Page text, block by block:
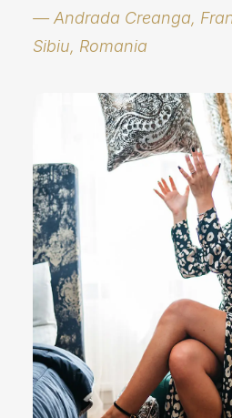
— Andrada Creanga,
Sibiu, Romania